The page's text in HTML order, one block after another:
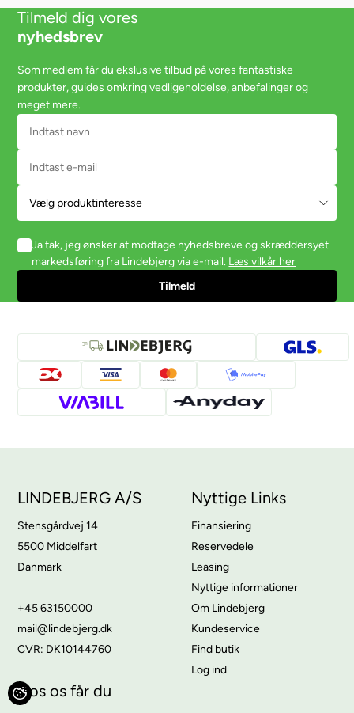
Tilmeld dig vores
nyhedsbrev
Som medlem får du ekslusive tilbud på vores fantastiske
produkter, guides omkring vedligeholdelse, anbefalinger og
meget mere.
Ja tak, jeg ønsker at modtage nyhedsbreve og skræddersyet
markedsføring fra Lindebjerg via e-mail. Læs vilkår her
LINDEBJERG A/S
Stensgårdvej 14
5500 Middelfart
Danmark
+45 63150000
mail@lindebjerg.dk
CVR: DK10144760
Nyttige Links
Finansiering
Reservedele
Leasing
Nyttige informationer
Om Lindebjerg
Kundeservice
Find butik
Log ind
Hos os får du